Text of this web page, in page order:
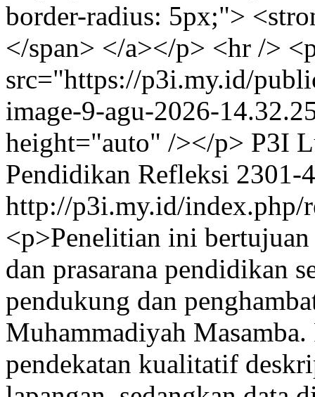
border-radius: 5px;">
</span> </a></p> <hr />
src="https://p3i.my.id/
image-9-agu-2026-
height="auto" /></p> P3I
Pendidikan Refleksi 2301-
http://p3i.my.id/
<p>Penelitian ini bertujuan
dan prasarana pendidikan
pendukung dan
Muhammadiyah
pendekatan kualitatif